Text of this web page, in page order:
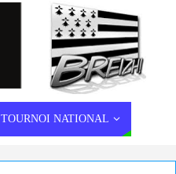
TOURNOI NATIONAL